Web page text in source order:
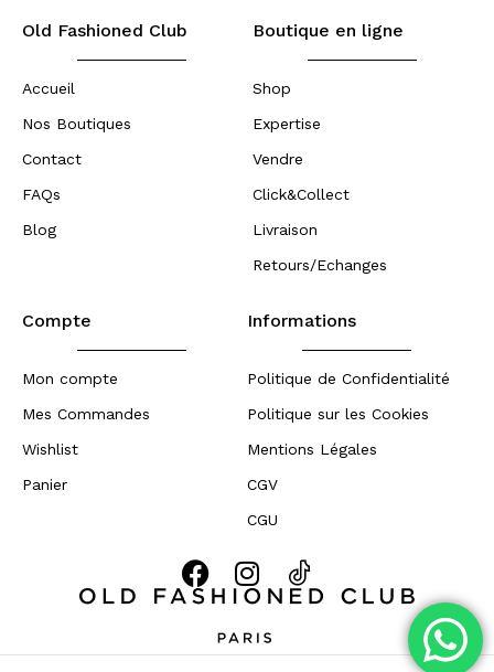
Old Fashioned Club
Accueil
Nos Boutiques
Contact
FAQs
Blog
Boutique en ligne
Shop
Expertise
Vendre
Click&Collect
Livraison
Retours/Echanges
Compte
Mon compte
Mes Commandes
Wishlist
Panier
Informations
Politique de Confidentialité
Politique sur les Cookies
Mentions Légales
CGV
CGU